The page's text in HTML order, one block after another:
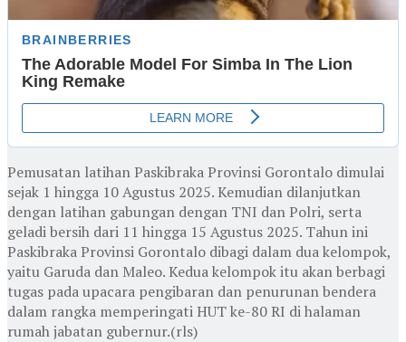
Pemusatan latihan Paskibraka Provinsi Gorontalo dimulai
sejak 1 hingga 10 Agustus 2025. Kemudian dilanjutkan
dengan latihan gabungan dengan TNI dan Polri, serta
geladi bersih dari 11 hingga 15 Agustus 2025. Tahun ini
Paskibraka Provinsi Gorontalo dibagi dalam dua kelompok,
yaitu Garuda dan Maleo. Kedua kelompok itu akan berbagi
tugas pada upacara pengibaran dan penurunan bendera
dalam rangka memperingati HUT ke-80 RI di halaman
rumah jabatan gubernur.(rls)